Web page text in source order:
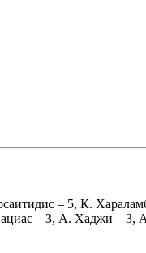
– 5, К.
– 3, А. Хаджи – 3,